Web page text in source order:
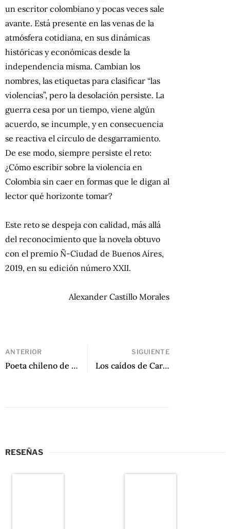
un escritor colombiano y pocas veces sale
avante. Está presente en las venas de la
atmósfera cotidiana, en sus dinámicas
históricas y económicas desde la
independencia misma. Cambian los
nombres, las etiquetas para clasificar “las
violencias”, pero la desolación persiste. La
guerra cesa por un tiempo, viene algún
acuerdo, se incumple, y en consecuencia
se reactiva el círculo de desgarramiento.
De ese modo, siempre persiste el reto:
¿Cómo escribir sobre la violencia en
Colombia sin caer en formas que le digan al
lector qué horizonte tomar?
Este reto se despeja con calidad, más allá
del reconocimiento que la novela obtuvo
con el premio Ñ-Ciudad de Buenos Aires,
2019, en su edición número XXII.
Alexander Castillo Morales
ANTERIOR
Poeta chileno de Alejandro Zambra
SIGUIENTE
Los caídos de Carlos Manuel Álvarez
RESEÑAS